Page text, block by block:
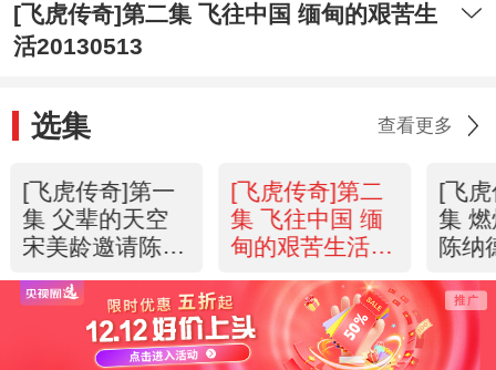
[飞虎传奇]第二集 飞往中国 缅甸的艰苦生
活20130513
选集 查看更多
[飞虎传奇]第一
集 父辈的天空
宋美龄邀请陈纳
20130513
[飞虎传奇]第二
集 飞往中国 缅
甸的艰苦生活
[飞
集
陈纳